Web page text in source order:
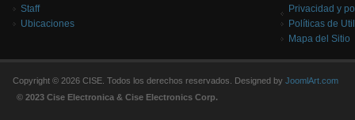
Staff
Ubicaciones
Privacidad y
Políticas de
Mapa del Sitio
Copyright © 2026 CISE. Todos los derechos reservados. Designed by JoomlArt.com
© 2023 Cise Electronica & Cise Electronics Corp.